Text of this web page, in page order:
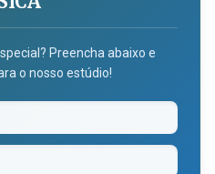
Preencha abaixo e
o nosso estúdio!